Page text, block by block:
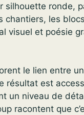
silhouette ronde,
chantiers, les
visuel et poésie
le lien entre
résultat est
un niveau de
racontent que